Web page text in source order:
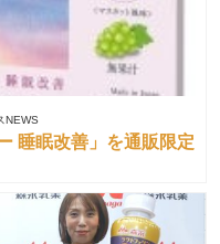
NEWS
睡眠改善」を通販限定